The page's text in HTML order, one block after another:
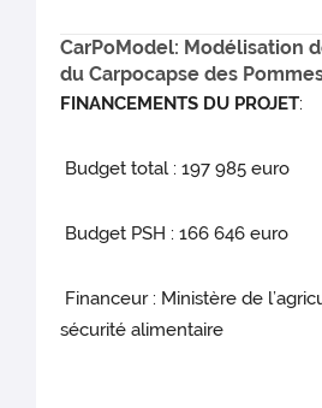
CarPoModel: Modélisation
du Carpocapse des
FINANCEMENTS DU PROJET:
Budget total : 197 985 euro
Budget PSH : 166 646 euro
Financeur : Ministère de
sécurité alimentaire